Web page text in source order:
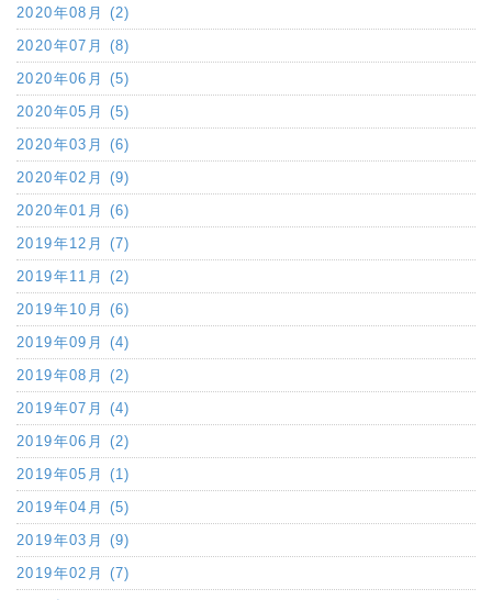
2020年08月 (2)
2020年07月 (8)
2020年06月 (5)
2020年05月 (5)
2020年03月 (6)
2020年02月 (9)
2020年01月 (6)
2019年12月 (7)
2019年11月 (2)
2019年10月 (6)
2019年09月 (4)
2019年08月 (2)
2019年07月 (4)
2019年06月 (2)
2019年05月 (1)
2019年04月 (5)
2019年03月 (9)
2019年02月 (7)